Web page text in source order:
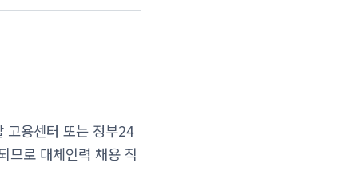
고용센터 또는 정부24
므로 대체인력 채용 직